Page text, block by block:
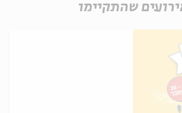
שהתקיימו